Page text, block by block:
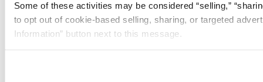
Some of these activities may be considered “selling,”
to opt out of cookie-based selling, sharing, or targeted
Information” button next to this message.